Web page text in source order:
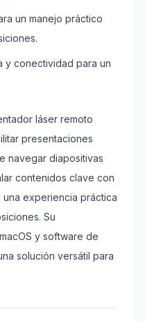
un manejo práctico
y conectividad para un
láser remoto
presentaciones
navegar diapositivas
contenidos clave con
experiencia práctica
Su
y software de
solución versátil para